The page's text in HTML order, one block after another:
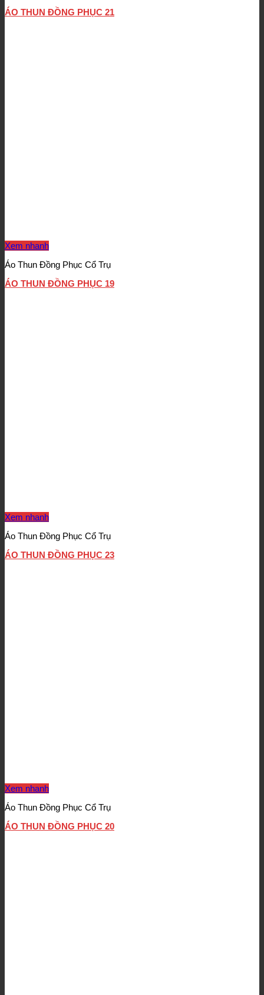
ÁO THUN ĐỒNG PHỤC 21
Xem nhanh
Áo Thun Đồng Phục Cổ Trụ
ÁO THUN ĐỒNG PHỤC 19
Xem nhanh
Áo Thun Đồng Phục Cổ Trụ
ÁO THUN ĐỒNG PHỤC 23
Xem nhanh
Áo Thun Đồng Phục Cổ Trụ
ÁO THUN ĐỒNG PHỤC 20